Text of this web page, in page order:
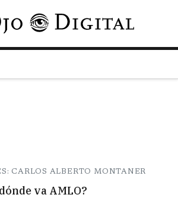
Pasar al contenido principal
CARLOS ALBERTO MONTANER
va AMLO?